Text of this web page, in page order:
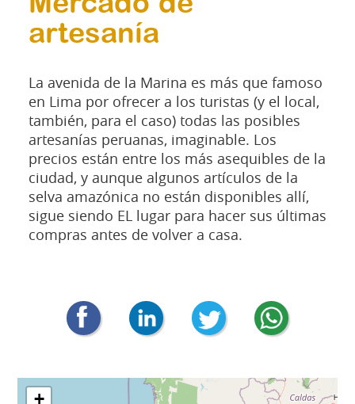
artesanía
La avenida de la Marina es más que famoso
en Lima por ofrecer a los turistas (y el local,
también, para el caso) todas las posibles
artesanías peruanas, imaginable. Los
precios están entre los más asequibles de la
ciudad, y aunque algunos artículos de la
selva amazónica no están disponibles allí,
sigue siendo EL lugar para hacer sus últimas
compras antes de volver a casa.
+